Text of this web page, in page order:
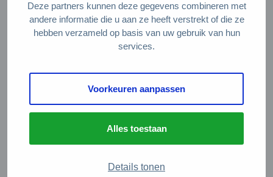
Deze partners kunnen deze gegevens combineren met
andere informatie die u aan ze heeft verstrekt of die ze
hebben verzameld op basis van uw gebruik van hun
services.
Voorkeuren aanpassen
Alles toestaan
Details tonen
Servicepunt Team
Veelgestelde vragen
De Natuur en Milieufederaties
Arthur van Schendelstraat 600
info@natuurenmilieufederaties.nl